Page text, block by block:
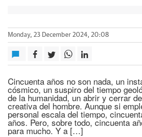
Monday, 23 December 2024, 20:08
Cincuenta años no son nada, un
cósmico, un suspiro del tiempo
de la humanidad, un abrir y cerrar
creativa del hombre. Aunque si
personal escala del tiempo,
años. Pero, sobre todo, cincuenta
para mucho. Y a […]